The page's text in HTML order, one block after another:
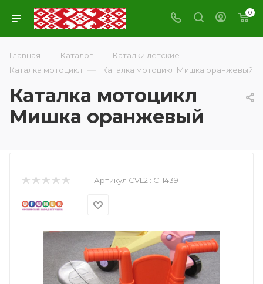
0
Главная — Каталог — Каталки детские —
Каталка мотоцикл — Каталка мотоцикл Мишка оранжевый
Каталка мотоцикл
Мишка оранжевый
Артикул CVL2:: С-1439